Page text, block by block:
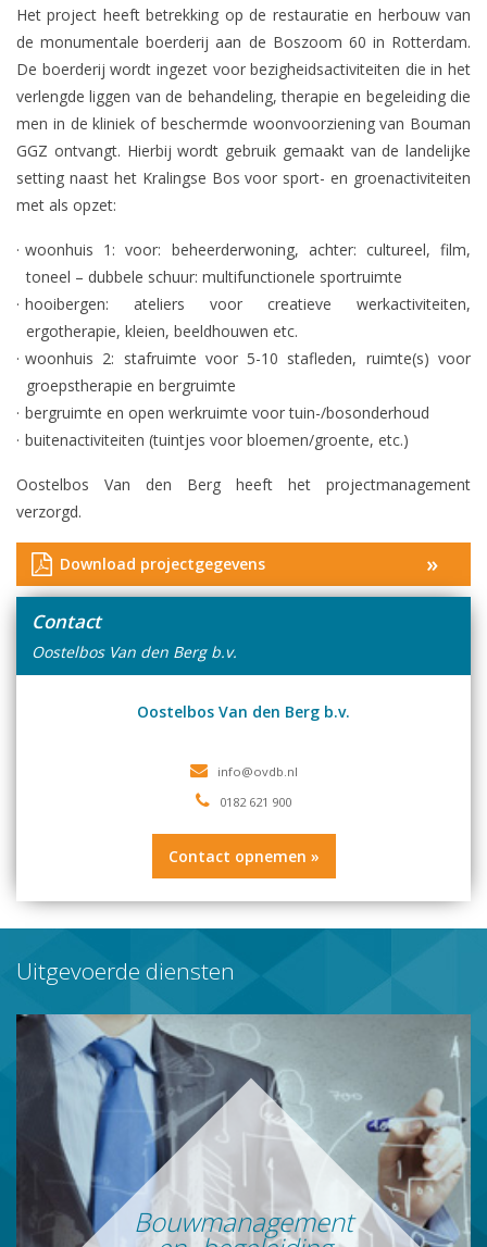
Het project heeft betrekking op de restauratie en herbouw van
de monumentale boerderij aan de Boszoom 60 in Rotterdam.
De boerderij wordt ingezet voor bezigheidsactiviteiten die in het
verlengde liggen van de behandeling, therapie en begeleiding die
men in de kliniek of beschermde woonvoorziening van Bouman
GGZ ontvangt. Hierbij wordt gebruik gemaakt van de landelijke
setting naast het Kralingse Bos voor sport- en groenactiviteiten
met als opzet:
woonhuis 1: voor: beheerderwoning, achter: cultureel, film,
toneel – dubbele schuur: multifunctionele sportruimte
hooibergen: ateliers voor creatieve werkactiviteiten,
ergotherapie, kleien, beeldhouwen etc.
woonhuis 2: stafruimte voor 5-10 stafleden, ruimte(s) voor
groepstherapie en bergruimte
bergruimte en open werkruimte voor tuin-/bosonderhoud
buitenactiviteiten (tuintjes voor bloemen/groente, etc.)
Oostelbos Van den Berg heeft het projectmanagement
verzorgd.
Download projectgegevens »
Contact
Oostelbos Van den Berg b.v.
Oostelbos Van den Berg b.v.
0182 621 900
Contact opnemen »
Uitgevoerde diensten
Bouwmanagement